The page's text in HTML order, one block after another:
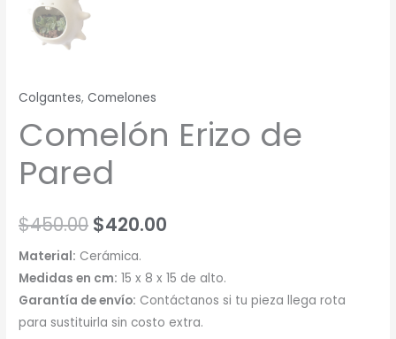
Colgantes,Comelones
Comelón Erizo de
Pared
$450.00 Original
price
was:
$450.00.
$420.00
is:
$420.00.
Material: Cerámica.
Medidas en cm: 15 x 8 x 15 de alto.
Garantía de envío: Contáctanos si tu pieza llega rota
para sustituirla sin costo extra.